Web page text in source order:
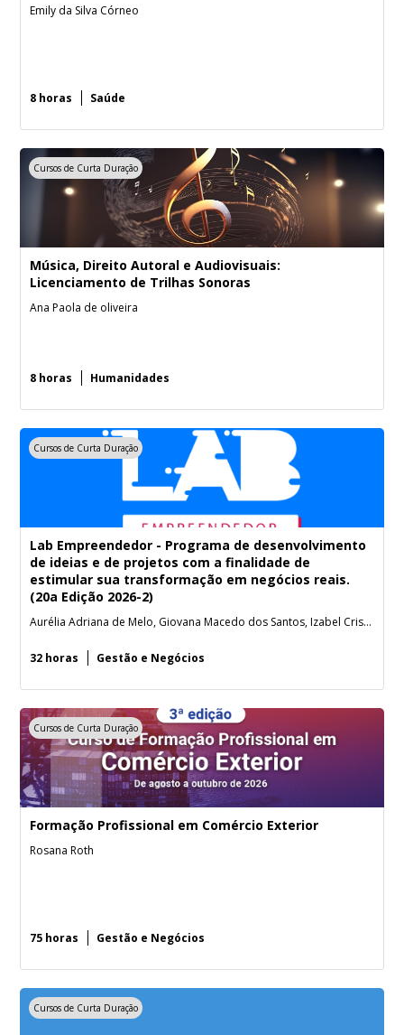
Emily da Silva Córneo
8 horas Saúde
Cursos de Curta Duração
Música, Direito Autoral e Audiovisuais:
Licenciamento de Trilhas Sonoras
Ana Paola de oliveira
8 horas Humanidades
Cursos de Curta Duração
Lab Empreendedor - Programa de desenvolvimento
de ideias e de projetos com a finalidade de
estimular sua transformação em negócios reais.
(20a Edição 2026-2)
Aurélia Adriana de Melo, Giovana Macedo dos Santos, Izabel Cristina da Rosa dos Santos, Sabrina Trejes Marengo, Vanessa de Souza Batisti.
32 horas Gestão e Negócios
Cursos de Curta Duração
Formação Profissional em Comércio Exterior
Rosana Roth
75 horas Gestão e Negócios
Cursos de Curta Duração